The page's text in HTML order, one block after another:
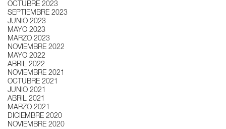
OCTUBRE 2023
SEPTIEMBRE 2023
JUNIO 2023
MAYO 2023
MARZO 2023
NOVIEMBRE 2022
MAYO 2022
ABRIL 2022
NOVIEMBRE 2021
OCTUBRE 2021
JUNIO 2021
ABRIL 2021
MARZO 2021
DICIEMBRE 2020
NOVIEMBRE 2020